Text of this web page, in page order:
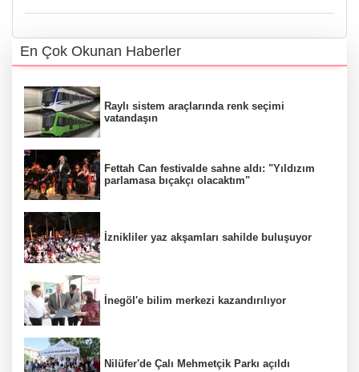
En Çok Okunan Haberler
Raylı sistem araçlarında renk seçimi
vatandaşın
Fettah Can festivalde sahne aldı: "Yıldızım
parlamasa bıçakçı olacaktım"
İznikliler yaz akşamları sahilde buluşuyor
İnegöl'e bilim merkezi kazandırılıyor
Nilüfer'de Çalı Mehmetçik Parkı açıldı